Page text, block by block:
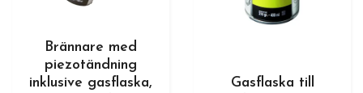
Brännare med
piezotändning
inklusive gasflaska,
Gasflaska till